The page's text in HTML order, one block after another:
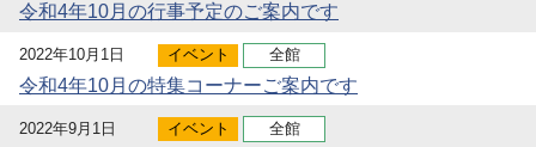
令和4年10月の行事予定のご案内です
2022年10月1日 イベント 全館
令和4年10月の特集コーナーご案内です
2022年9月1日 イベント 全館